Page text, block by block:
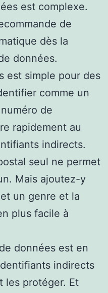
est complexe.
de
dès la
données.
est simple pour des
comme un
de
rapidement au
indirects.
seul ne permet
Mais ajoutez-y
un genre et la
plus facile à
données est en
indirects
les protéger. Et